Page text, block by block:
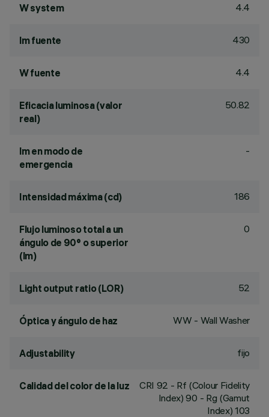
W system 4.4
lm fuente 430
W fuente 4.4
Eficacia luminosa (valor
real)
50.82
lm en modo de
emergencia
-
Intensidad máxima (cd) 186
Flujo luminoso total a un
ángulo de 90° o superior
(lm)
0
Light output ratio (LOR) 52
Óptica y ángulo de haz WW - Wall Washer
Adjustability fijo
Calidad del color de la luz CRI 92 - Rf (Colour Fidelity
Index) 90 - Rg (Gamut
Index) 103